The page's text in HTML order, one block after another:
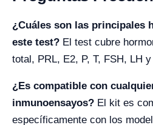
¿Cuáles son las principales
este test? El test cubre
total, PRL, E2, P, T, FSH, LH y
¿Es compatible con
inmunoensayos? El kit es
específicamente con los